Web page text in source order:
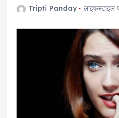
Tripti Panday लाइफस्टाइल